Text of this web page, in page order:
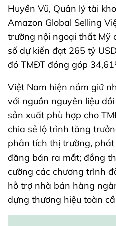
Huyền Vũ, Quản lý tài
Amazon Global Selling
trường nội ngoại thất Mỹ
số dự kiến đạt 265 tỷ
đó TMĐT đóng góp
Việt Nam hiện nắm giữ
với nguồn nguyên liệu
sản xuất phù hợp cho
chia sẻ lộ trình tăng
phân tích thị trường,
đăng bán ra mắt; đồng
cường các chương trình
hỗ trợ nhà bán hàng
dựng thương hiệu toàn